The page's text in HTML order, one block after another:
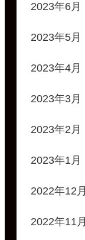
2023年6月
2023年5月
2023年4月
2023年3月
2023年2月
2023年1月
2022年12月
2022年11月